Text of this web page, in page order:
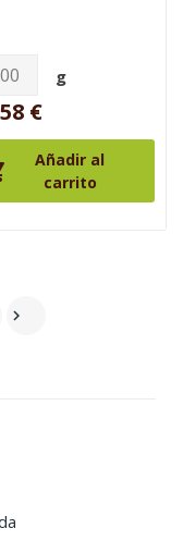
g
€
Añadir al
carrito
